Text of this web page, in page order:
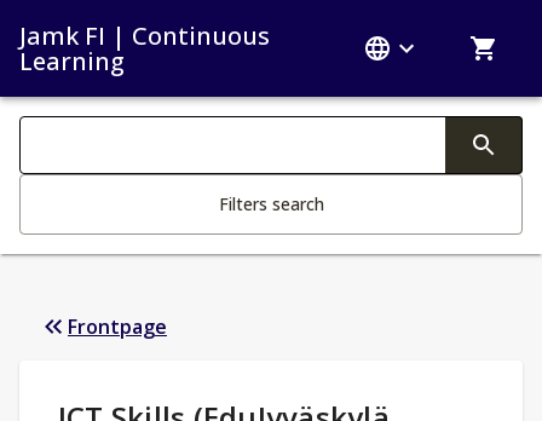
Jamk FI | Continuous
Learning
Search filters
Filters search
Frontpage